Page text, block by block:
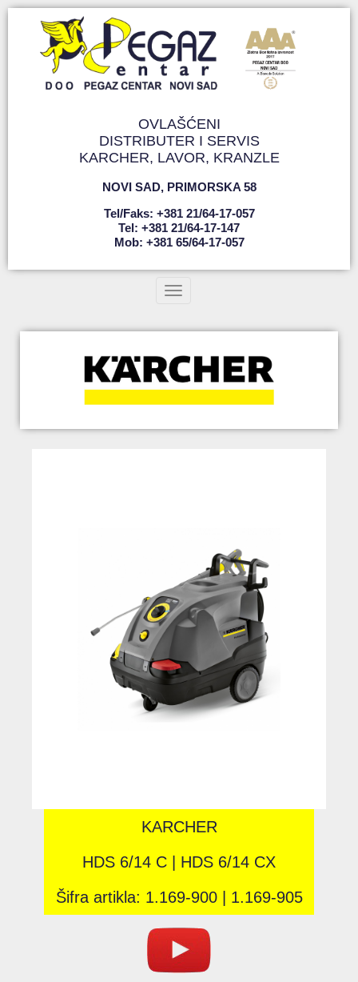
OVLAŠĆENI
DISTRIBUTER I SERVIS
KARCHER, LAVOR, KRANZLE
NOVI SAD, PRIMORSKA 58
Tel/faks: +381 21/64-17-057
Tel: +381 21/64-17-147
Mob: +381 65/64-17-057
Toggle navigation
KARCHER
HDS 6/14 C | HDS 6/14 CX
Šifra artikla: 1.169-900 | 1.169-905